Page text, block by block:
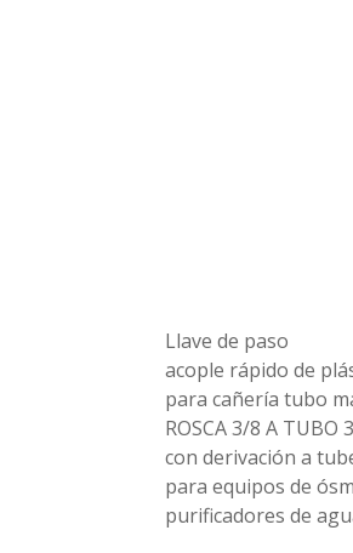
Llave de paso
acople rápido de
para cañería tubo
ROSCA 3/8 A TUBO
con derivación a
para equipos de
purificadores de